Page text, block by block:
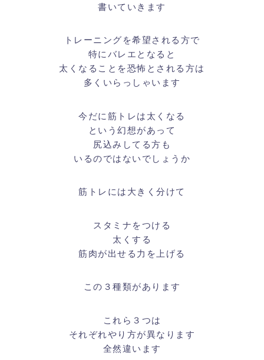
書いていきます
トレーニングを希望される方で
特にバレエとなると
太くなることを恐怖とされる方は
多くいらっしゃいます
今だに筋トレは太くなる
という幻想があって
尻込みしてる方も
いるのではないでしょうか
筋トレには大きく分けて
スタミナをつける
太くする
筋肉が出せる力を上げる
この３種類があります
これら３つは
それぞれやり方が異なります
全然違います